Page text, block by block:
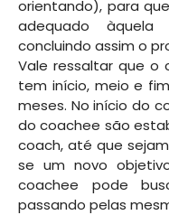
orientando), para
adequado àquela
concluindo assim o
Vale ressaltar que o
tem início, meio e
meses. No início do
do coachee são
coach, até que
se um novo
coachee pode
passando pelas